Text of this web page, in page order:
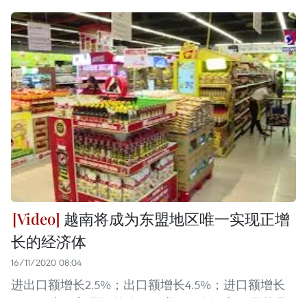
越南将成为东盟地区唯一实现正增
长的经济体
16/11/2020 08:04
进出口额增长2.5%；出口额增长4.5%；进口额增长